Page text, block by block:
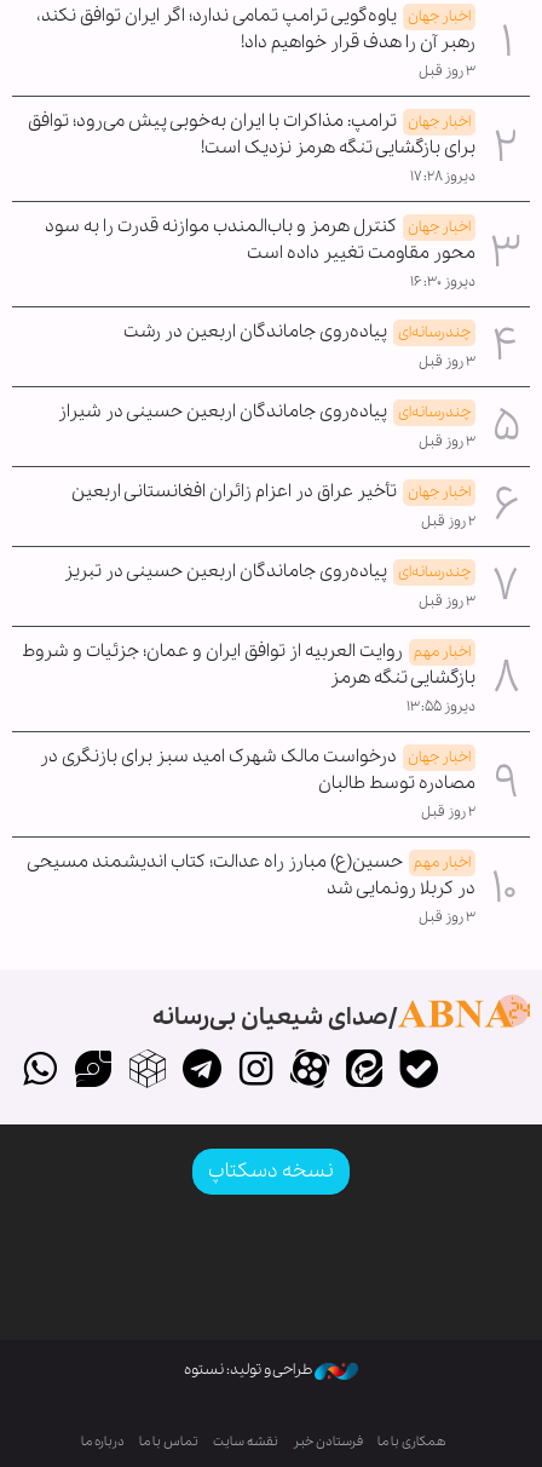
اخبار جهان یاوه‌گویی ترامپ تمامی ندارد؛ اگر ایران توافق نکند،
رهبر آن را هدف قرار خواهیم داد!
۳ روز قبل
اخبار جهان ترامپ: مذاکرات با ایران به‌خوبی پیش می‌رود؛ توافق
برای بازگشایی تنگه هرمز نزدیک است!
دیروز ۱۷:۲۸
اخبار جهان کنترل هرمز و باب‌المندب موازنه قدرت را به سود
محور مقاومت تغییر داده است
دیروز ۱۶:۳۰
چندرسانه‌ای پیاده‌روی جاماندگان اربعین در رشت
۳ روز قبل
چندرسانه‌ای پیاده‌روی جاماندگان اربعین حسینی در شیراز
۳ روز قبل
اخبار جهان تأخیر عراق در اعزام زائران افغانستانی اربعین
۲ روز قبل
چندرسانه‌ای پیاده‌روی جاماندگان اربعین حسینی در تبریز
۳ روز قبل
اخبار مهم روایت العربیه از توافق ایران و عمان؛ جزئیات و شروط
بازگشایی تنگه هرمز
دیروز ۱۳:۵۵
اخبار جهان درخواست مالک شهرک امید سبز برای بازنگری در
مصادره توسط طالبان
۲ روز قبل
اخبار مهم حسین(ع) مبارز راه عدالت؛ کتاب اندیشمند مسیحی
در کربلا رونمایی شد
۳ روز قبل
صدای شیعیان بی‌رسانه
نسخه دسکتاپ
طراحی و تولید: نستوه
همکاری با ما فرستادن خبر نقشه سایت تماس با ما درباره ما